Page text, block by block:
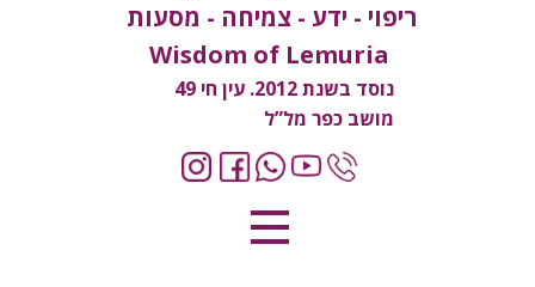
ריפוי - ידע - צמיחה - מסעות
Wisdom of Lemuria
נוסד בשנת 2012. עין חי 49
מושב כפר מל”ל